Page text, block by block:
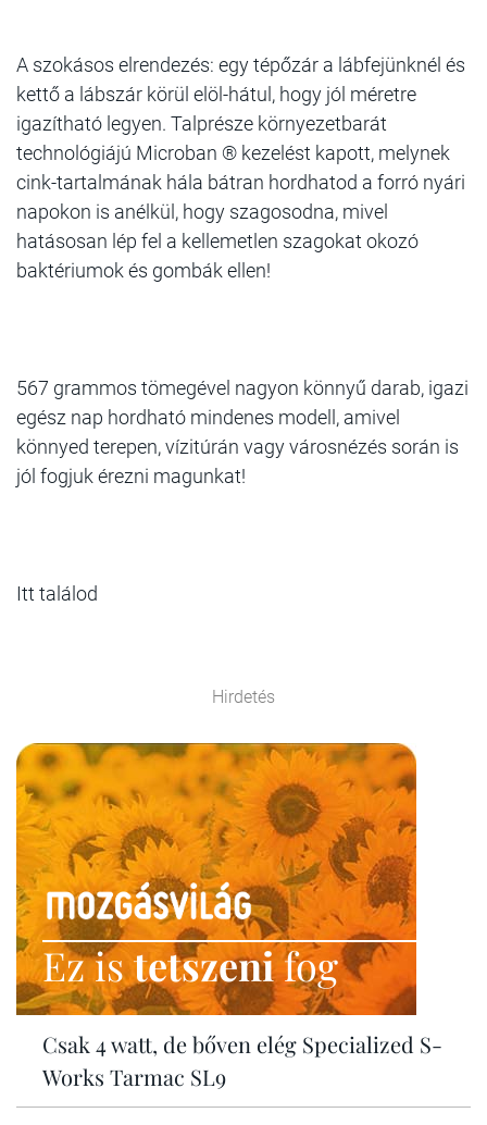
A szokásos elrendezés: egy tépőzár a lábfejünknél és
kettő a lábszár körül elöl-hátul, hogy jól méretre
igazítható legyen. Talprésze környezetbarát
technológiájú Microban ® kezelést kapott, melynek
cink-tartalmának hála bátran hordhatod a forró nyári
napokon is anélkül, hogy szagosodna, mivel
hatásosan lép fel a kellemetlen szagokat okozó
baktériumok és gombák ellen!
567 grammos tömegével nagyon könnyű darab, igazi
egész nap hordható mindenes modell, amivel
könnyed terepen, vízitúrán vagy városnézés során is
jól fogjuk érezni magunkat!
Itt találod
Hirdetés
Ez istetszenifog
Csak 4 watt, de bőven elég Specialized S-
Works Tarmac SL9